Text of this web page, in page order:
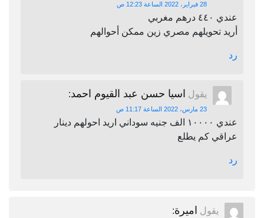
28 فبراير، 2022 الساعة 12:23 ص
عندي ٤٤٠ درهم مغربي
أريد تحويلهم مصري زين ممكن أحوالهم
رد
يقول اسيا حسن عبد القيوم احمد:
23 مارس، 2022 الساعة 11:17 ص
عندي ١٠٠٠٠ الف جنيه سوداني اريد احولهم دينار
عراقي كم يطلع
رد
يقول اميرة: